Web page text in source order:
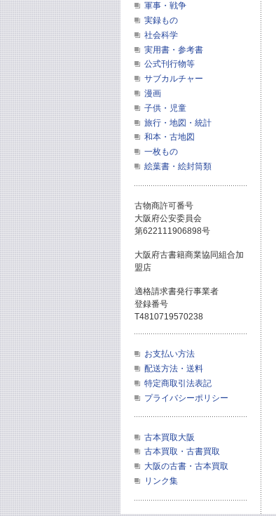
軍事・戦争
実録もの
社会科学
実用書・参考書
公式刊行物等
サブカルチャー
漫画
子供・児童
旅行・地図・統計
和本・古地図
一枚もの
絵葉書・絵封筒類
古物商許可番号
大阪府公安委員会
第622111906898号
大阪府古書籍商業協同組合加
盟店
適格請求書発行事業者
登録番号
T4810719570238
お支払い方法
配送方法・送料
特定商取引法表記
プライバシーポリシー
古本買取大阪
古本買取・古書買取
大阪の古書・古本買取
リンク集